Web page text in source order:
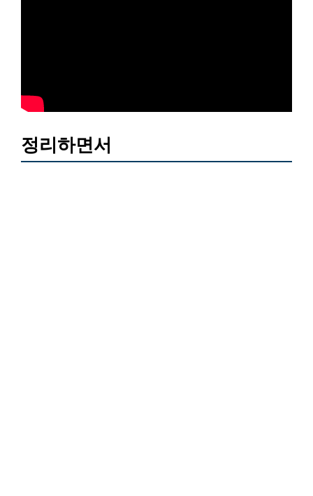
정리하면서